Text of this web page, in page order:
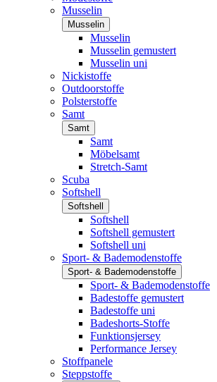
Musselin
Musselin
Musselin
Musselin gemustert
Musselin uni
Nickistoffe
Outdoorstoffe
Polsterstoffe
Samt
Samt
Samt
Möbelsamt
Stretch-Samt
Scuba
Softshell
Softshell
Softshell
Softshell gemustert
Softshell uni
Sport- & Bademodenstoffe
Sport- & Bademodenstoffe
Sport- & Bademodenstoffe
Badestoffe gemustert
Badestoffe uni
Badeshorts-Stoffe
Funktionsjersey
Performance Jersey
Stoffpanele
Steppstoffe